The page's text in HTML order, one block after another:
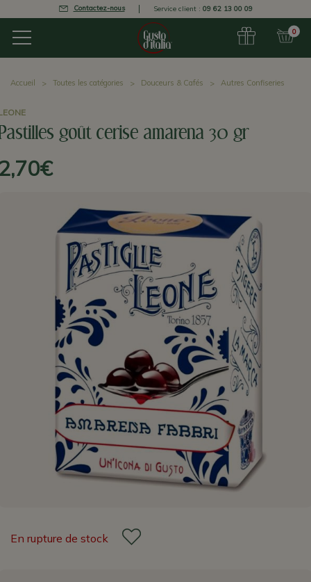
Contactez-nous Service client : 09 62 13 00 09
0
Accueil Toutes les catégories Douceurs & Cafés Autres Confiseries
goût cerise amarena 30 gr
En rupture de stock